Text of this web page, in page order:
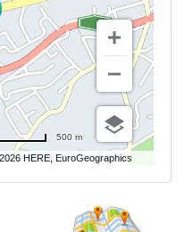
HERE, EuroGeographics
500 m